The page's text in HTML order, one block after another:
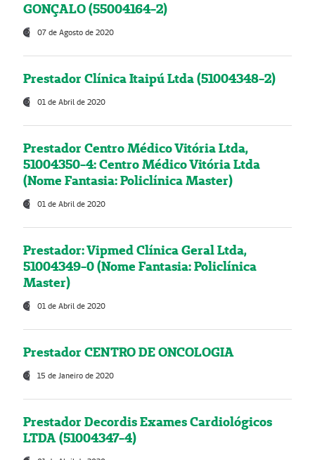
GONÇALO (55004164-2)
07 de Agosto de 2020
Prestador Clínica Itaipú Ltda (51004348-2)
01 de Abril de 2020
Prestador Centro Médico Vitória Ltda,
51004350-4: Centro Médico Vitória Ltda
(Nome Fantasia: Policlínica Master)
01 de Abril de 2020
Prestador: Vipmed Clínica Geral Ltda,
51004349-0 (Nome Fantasia: Policlínica
Master)
01 de Abril de 2020
Prestador CENTRO DE ONCOLOGIA
15 de Janeiro de 2020
Prestador Decordis Exames Cardiológicos
LTDA (51004347-4)